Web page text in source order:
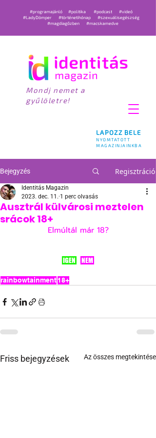
LAPOZZ BELE
NYOMTATOTT
MAGAZINJAINKBA
#programajánló #politika #podcast
#videó
#LadyDömper
#történetihónap
#szexuálisegészség
#magdiagőzben
#macskamedve
Mondj nemet a
gyűlöletre!
Bejegyzés Regisztráció
Ausztrál külvárosi meztelen
srácok 18+
Identitás Magazin
2023. dec. 11. 1 perc olvasás
Elmúltál már 18?
IGEN NEM
rainbowtainment18+
Friss bejegyzések Az összes megtekintése